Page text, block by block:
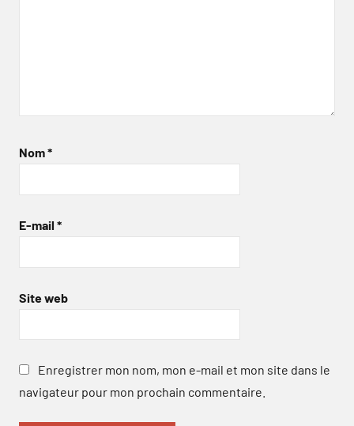
Nom*
E-mail *
Site web
Enregistrer mon nom, mon e-mail et mon site dans le
navigateur pour mon prochain commentaire.